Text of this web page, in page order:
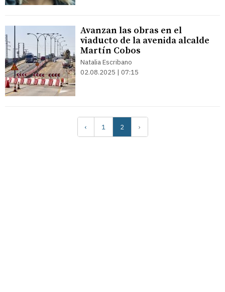
Avanzan las obras en el
viaducto de la avenida alcalde
Martín Cobos
Natalia Escribano
02.08.2025 | 07:15
‹ 1 2 ›